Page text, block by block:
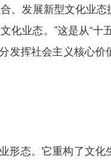
发展新型文化业
业态。”这是从“
挥社会主义核心
态。它重构了文